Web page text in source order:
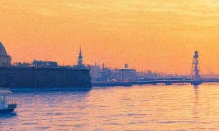
Сергей Носов представляет